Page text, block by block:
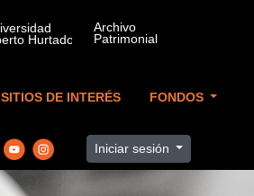
SITIOS DE INTERÉS FONDOS
Iniciar sesión